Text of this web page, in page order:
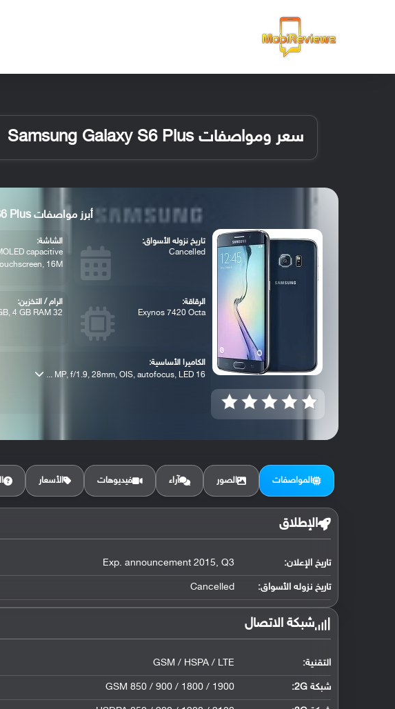
سعر ومواصفات Samsung Galaxy S6 Plus
أبرز مواصفات Samsung Galaxy S6 Plus
تاريخ نزوله الأسواق:
Cancelled
الشاشة:
capacitive
16M...
الرقاقة:
Exynos 7420 Octa
الرام / التخزين:
32 GB, 4 GB RAM
الكاميرا الأساسية:
16 MP, f/1.9, 28mm, OIS, autofocus, LED ...
المواصفات الصور آراء فيديوهات الأسعار
الإطلاق
تاريخ الإعلان: Exp. announcement 2015, Q3
تاريخ نزوله الأسواق: Cancelled
شبكة الاتصال
التقنية: GSM / HSPA / LTE
شبكة 2G: GSM 850 / 900 / 1800 / 1900